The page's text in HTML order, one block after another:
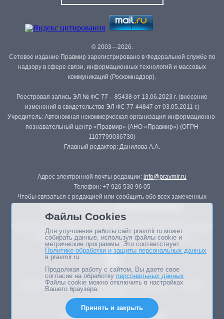
© 2003—2026.
Сетевое издание Правмир зарегистрировано в Федеральной службе по
надзору в сфере связи, информационных технологий и массовых
коммуникаций (Роскомнадзор).
Реестровая запись ЭЛ № ФС 77 – 85438 от 13.06.2023 г. (внесение
изменений в свидетельство ЭЛ ФС 77-44847 от 03.05.2011 г.)
Учредитель: Автономная некоммерческая организация информационно-
познавательный центр «Правмир» (АНО «Правмир») (ОГРН
1107799036730)
Главный редактор: Данилова А.А.
Адрес электронной почты редакции: info@pravmir.ru
Телефон: +7 926 530 96 05
Чтобы связаться с редакцией или сообщить обо всех замеченных
Републикация материалов сайта в печатных изданиях (книгах, прессе)
возможна только с письменного разрешения редакции.
Мнение авторов статей портала может не совпадать с позицией
Дизайн сайта -
Файлы Cookies
Для улучшения работы сайт pravmir.ru может
собирать данные, используя файлы cookie и
метрические программы. Это соответствует
Политике обработки и защиты персональных данных
в pravmir.ru
Продолжая работу с сайтом, Вы даете свое
согласие на обработку персональных данных.
Файлы cookie можно отключить в настройках
Вашего браузера.
Принять и закрыть